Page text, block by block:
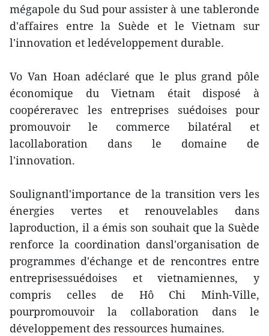
mégapole du Sud pour assister à une tableronde
d'affaires entre la Suède et le Vietnam sur
l'innovation et ledéveloppement durable.
Vo Van Hoan adéclaré que le plus grand pôle
économique du Vietnam était disposé à
coopéreravec les entreprises suédoises pour
promouvoir le commerce bilatéral et
lacollaboration dans le domaine de
l'innovation.
Soulignantl'importance de la transition vers les
énergies vertes et renouvelables dans
laproduction, il a émis son souhait que la Suède
renforce la coordination dansl'organisation de
programmes d'échange et de rencontres entre
entreprisessuédoises et vietnamiennes, y
compris celles de Hô Chi Minh-Ville,
pourpromouvoir la collaboration dans le
développement des ressources humaines.